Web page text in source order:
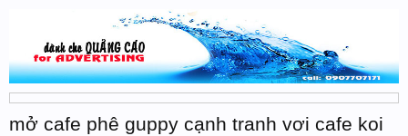
mở cafe phê guppy cạnh tranh vơi cafe koi